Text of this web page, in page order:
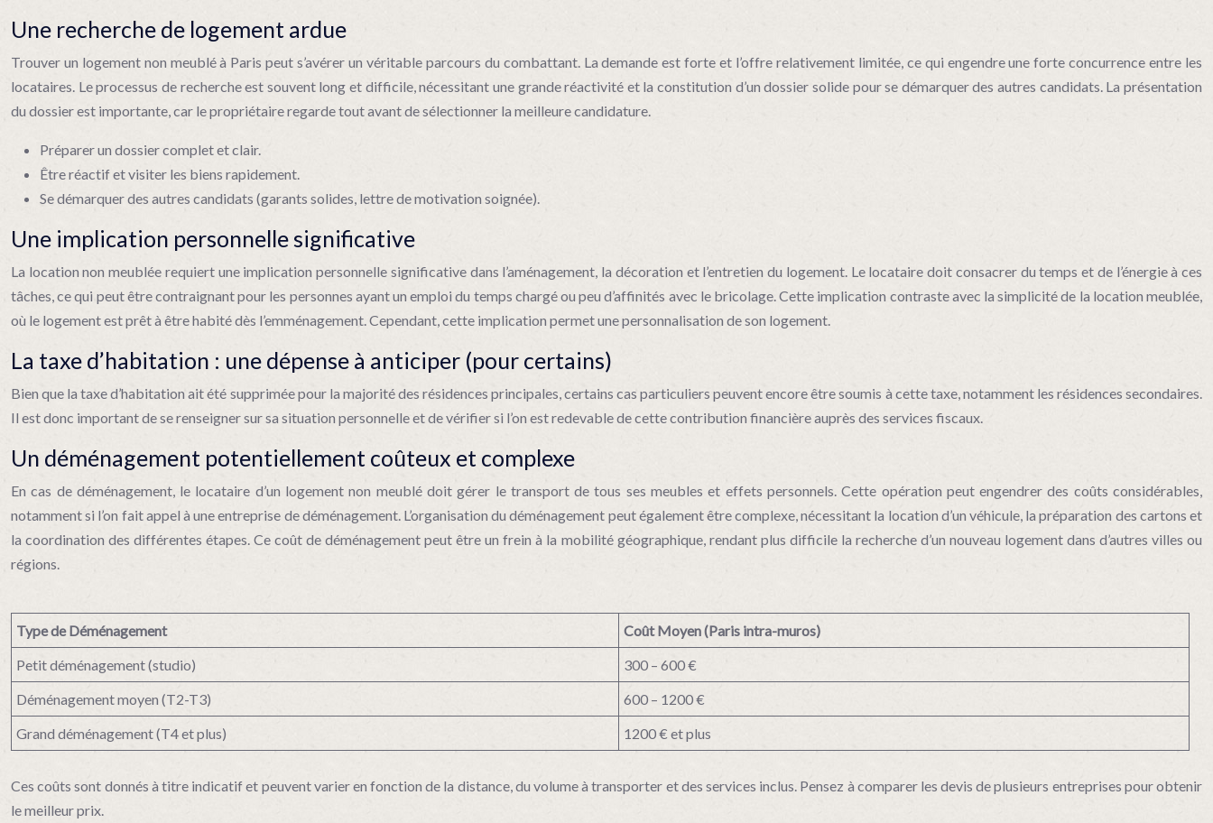
Une recherche de logement ardue
Trouver un logement non meublé à Paris peut s’avérer un véritable parcours du combattant. La demande est forte et l’offre relativement limitée, ce qui engendre une forte concurrence entre les
locataires. Le processus de recherche est souvent long et difficile, nécessitant une grande réactivité et la constitution d’un dossier solide pour se démarquer des autres candidats. La présentation
du dossier est importante, car le propriétaire regarde tout avant de sélectionner la meilleure candidature.
Préparer un dossier complet et clair.
Être réactif et visiter les biens rapidement.
Se démarquer des autres candidats (garants solides, lettre de motivation soignée).
Une implication personnelle significative
La location non meublée requiert une implication personnelle significative dans l’aménagement, la décoration et l’entretien du logement. Le locataire doit consacrer du temps et de l’énergie à ces
tâches, ce qui peut être contraignant pour les personnes ayant un emploi du temps chargé ou peu d’affinités avec le bricolage. Cette implication contraste avec la simplicité de la location meublée,
où le logement est prêt à être habité dès l’emménagement. Cependant, cette implication permet une personnalisation de son logement.
La taxe d’habitation : une dépense à anticiper (pour certains)
Bien que la taxe d’habitation ait été supprimée pour la majorité des résidences principales, certains cas particuliers peuvent encore être soumis à cette taxe, notamment les résidences secondaires.
Il est donc important de se renseigner sur sa situation personnelle et de vérifier si l’on est redevable de cette contribution financière auprès des services fiscaux.
Un déménagement potentiellement coûteux et complexe
En cas de déménagement, le locataire d’un logement non meublé doit gérer le transport de tous ses meubles et effets personnels. Cette opération peut engendrer des coûts considérables,
notamment si l’on fait appel à une entreprise de déménagement. L’organisation du déménagement peut également être complexe, nécessitant la location d’un véhicule, la préparation des cartons et
la coordination des différentes étapes. Ce coût de déménagement peut être un frein à la mobilité géographique, rendant plus difficile la recherche d’un nouveau logement dans d’autres villes ou
régions.
Type de Déménagement
Coût Moyen (Paris intra-muros)
Petit déménagement (studio)
300 – 600 €
Déménagement moyen (T2-T3)
600 – 1200 €
Grand déménagement (T4 et plus)
1200 € et plus
Ces coûts sont donnés à titre indicatif et peuvent varier en fonction de la distance, du volume à transporter et des services inclus. Pensez à comparer les devis de plusieurs entreprises pour obtenir
le meilleur prix.